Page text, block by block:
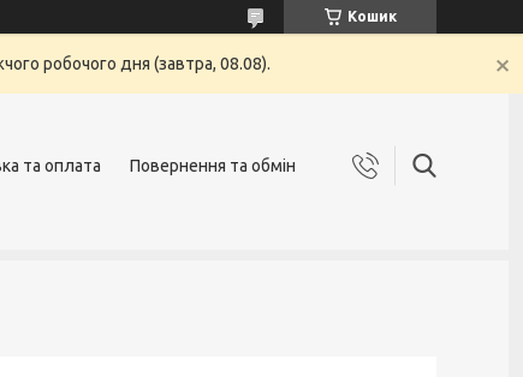
Кошик
робочого дня (завтра, 08.08).
та оплата Повернення та обмін